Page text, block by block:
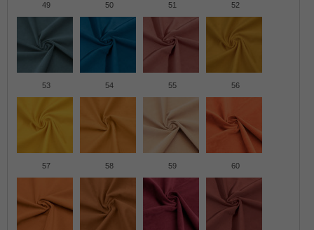
49 50 51 52
53 54 55 56
57 58 59 60